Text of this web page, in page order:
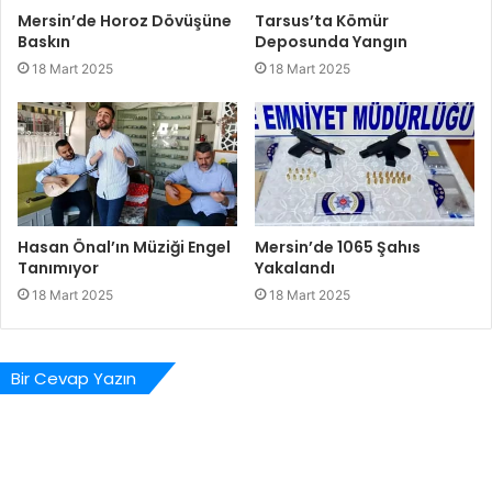
Mersin’de Horoz Dövüşüne
Baskın
18 Mart 2025
Tarsus’ta Kömür
Deposunda Yangın
18 Mart 2025
Hasan Önal’ın Müziği Engel
Tanımıyor
18 Mart 2025
Mersin’de 1065 Şahıs
Yakalandı
18 Mart 2025
Bir Cevap Yazın